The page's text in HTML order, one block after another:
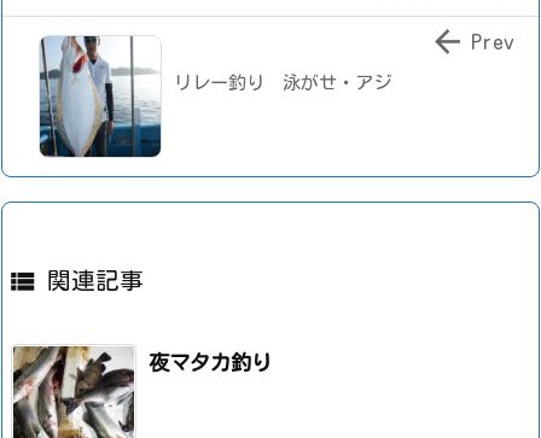
リレー釣り 泳がせ・アジ
 Prev
 関連記事
夜マタカ釣り